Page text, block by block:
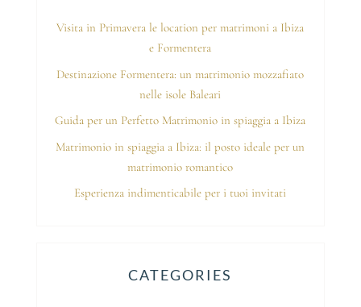
Visita in Primavera le location per matrimoni a Ibiza
e Formentera
Destinazione Formentera: un matrimonio mozzafiato
nelle isole Baleari
Guida per un Perfetto Matrimonio in spiaggia a Ibiza
Matrimonio in spiaggia a Ibiza: il posto ideale per un
matrimonio romantico
Esperienza indimenticabile per i tuoi invitati
CATEGORIES